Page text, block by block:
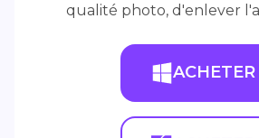
qualité photo, d'enlever
ACHETER